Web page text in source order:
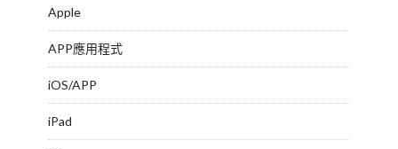
Apple
APP應用程式
iOS/APP
iPad